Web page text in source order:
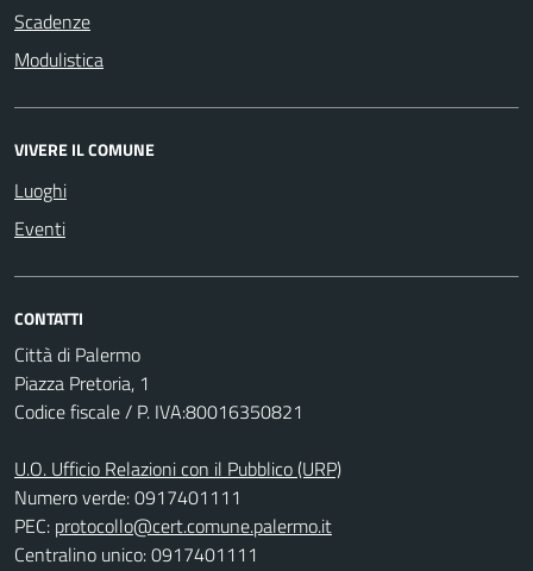
Scadenze
Modulistica
VIVERE IL COMUNE
Luoghi
Eventi
CONTATTI
Città di Palermo
Piazza Pretoria, 1
Codice fiscale / P. IVA:80016350821
U.O. Ufficio Relazioni con il Pubblico (URP)
Numero verde: 0917401111
PEC: protocollo@cert.comune.palermo.it
Centralino unico: 0917401111